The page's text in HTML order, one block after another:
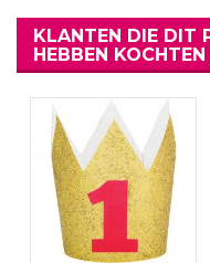
KLANTEN DIE DIT
HEBBEN